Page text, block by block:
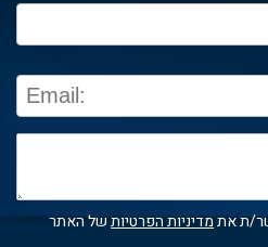
ת אתמדיניות הפרטיותשל האתר